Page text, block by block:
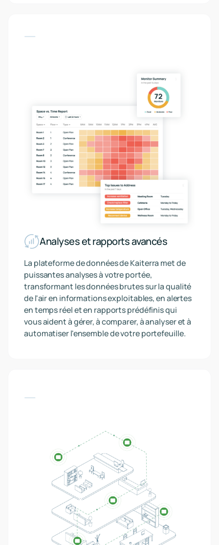
Analyses et rapports avancés
La plateforme de données de Kaiterra met de
puissantes analyses à votre portée,
transformant les données brutes sur la qualité
de l'air en informations exploitables, en alertes
en temps réel et en rapports prédéfinis qui
vous aident à gérer, à comparer, à analyser et à
automatiser l'ensemble de votre portefeuille.